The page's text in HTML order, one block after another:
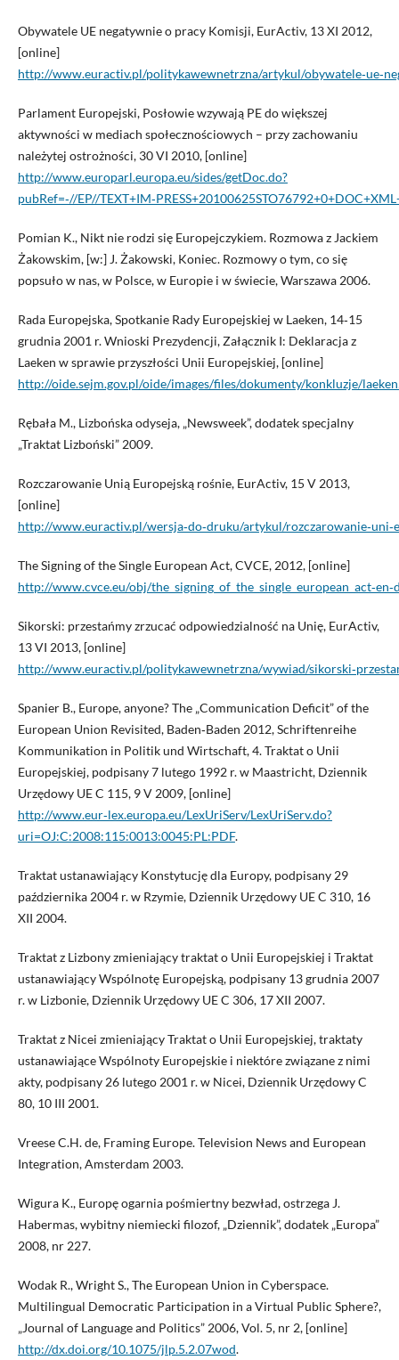
Obywatele UE negatywnie o pracy Komisji, EurActiv, 13 XI 2012,
[online]
http://www.euractiv.pl/politykawewnetrzna/artykul/
Parlament Europejski, Posłowie wzywają PE do większej
aktywności w mediach społecznościowych – przy zachowaniu
należytej ostrożności, 30 VI 2010, [online]
http://www.europarl.europa.eu/sides/getDoc.do?
pubRef=‑//EP//
Pomian K., Nikt nie rodzi się Europejczykiem. Rozmowa z Jackiem
Żakowskim, [w:] J. Żakowski, Koniec. Rozmowy o tym, co się
popsuło w nas, w Polsce, w Europie i w świecie, Warszawa 2006.
Rada Europejska, Spotkanie Rady Europejskiej w Laeken, 14‑15
grudnia 2001 r. Wnioski Prezydencji, Załącznik I: Deklaracja z
Laeken w sprawie przyszłości Unii Europejskiej, [online]
http://oide.sejm.gov.pl/oide/images/files/dokumenty/konkluzje/
Rębała M., Lizbońska odyseja, „Newsweek”, dodatek specjalny
„Traktat Lizboński” 2009.
Rozczarowanie Unią Europejską rośnie, EurActiv, 15 V 2013,
[online]
http://www.euractiv.pl/wersja‑do‑druku/artykul/
The Signing of the Single European Act, CVCE, 2012, [online]
http://www.cvce.eu/obj/
Sikorski: przestańmy zrzucać odpowiedzialność na Unię, EurActiv,
13 VI 2013, [online]
http://www.euractiv.pl/politykawewnetrzna/wywiad/
Spanier B., Europe, anyone? The „Communication Deficit” of the
European Union Revisited, Baden‑Baden 2012, Schriftenreihe
Kommunikation in Politik und Wirtschaft, 4. Traktat o Unii
Europejskiej, podpisany 7 lutego 1992 r. w Maastricht, Dziennik
Urzędowy UE C 115, 9 V 2009, [online]
http://www.eur‑lex.europa.eu/LexUriServ/LexUriServ.do?
uri=OJ:C:2008:115:0013:0045:PL:PDF.
Traktat ustanawiający Konstytucję dla Europy, podpisany 29
października 2004 r. w Rzymie, Dziennik Urzędowy UE C 310, 16
XII 2004.
Traktat z Lizbony zmieniający traktat o Unii Europejskiej i Traktat
ustanawiający Wspólnotę Europejską, podpisany 13 grudnia 2007
r. w Lizbonie, Dziennik Urzędowy UE C 306, 17 XII 2007.
Traktat z Nicei zmieniający Traktat o Unii Europejskiej, traktaty
ustanawiające Wspólnoty Europejskie i niektóre związane z nimi
akty, podpisany 26 lutego 2001 r. w Nicei, Dziennik Urzędowy C
80, 10 III 2001.
Vreese C.H. de, Framing Europe. Television News and European
Integration, Amsterdam 2003.
Wigura K., Europę ogarnia pośmiertny bezwład, ostrzega J.
Habermas, wybitny niemiecki filozof, „Dziennik”, dodatek „Europa”
2008, nr 227.
Wodak R., Wright S., The European Union in Cyberspace.
Multilingual Democratic Participation in a Virtual Public Sphere?,
„Journal of Language and Politics” 2006, Vol. 5, nr 2, [online]
http://dx.doi.org/10.1075/jlp.5.2.07wod.